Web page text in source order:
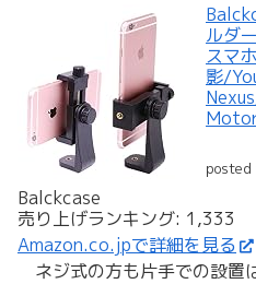
ルダ
スマ
影/
posted
Balckcase
売り上げランキング: 1,333
Amazon.co.jpで詳細を見る
ネジ式の方も片手での設置